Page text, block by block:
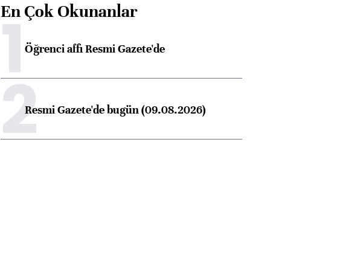
En Çok Okunanlar
1Öğrenci affı Resmi Gazete'de
2Resmi Gazete'de bugün (09.08.2026)